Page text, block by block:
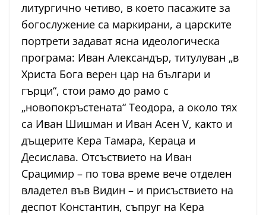
литургично четиво, в което пасажите за
богослужение са маркирани, а царските
портрети задават ясна идеологическа
програма: Иван Александър, титулуван „в
Христа Бога верен цар на българи и
гърци“, стои рамо до рамо с
„новопокръстената“ Теодора, а около тях
са Иван Шишман и Иван Асен V, както и
дъщерите Кера Тамара, Кераца и
Десислава. Отсъствието на Иван
Срацимир – по това време вече отделен
владетел във Видин – и присъствието на
деспот Константин, съпруг на Кера